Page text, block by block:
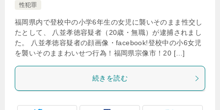
性犯罪
福岡県内で登校中の小学6年生の女児に襲いそのまま性交し
たとして、 八並孝徳容疑者（20歳・無職）が逮捕されまし
た。 八並孝徳容疑者の顔画像・facebook!登校中の小6女児
を襲いそのままわいせつ行為！福岡県宗像市！20 […]
続きを読む